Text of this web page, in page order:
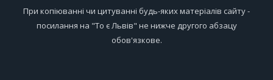
При копіюванні чи цитуванні будь-яких матеріалів сайту -
посилання на "То є Львів" не нижче другого абзацу
обов'язкове.